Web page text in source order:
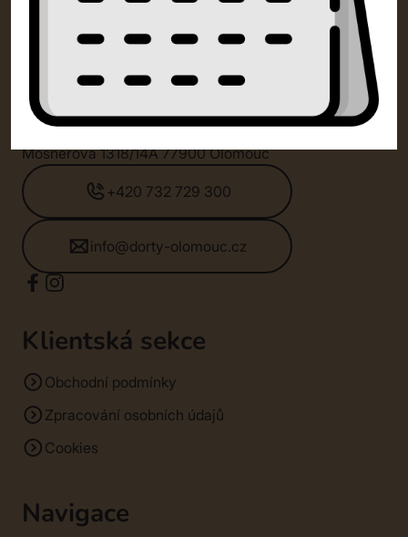
Kontakty
SM Dorty Olomouc s.r.o.
Mošnerova 1318/14A 77900 Olomouc
+420 732 729 300
info@dorty-olomouc.cz
Klientská sekce
Obchodní podmínky
Zpracování osobních údajů
Cookies
Navigace